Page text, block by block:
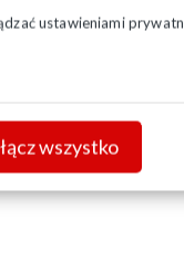
ustawieniami
wszystko